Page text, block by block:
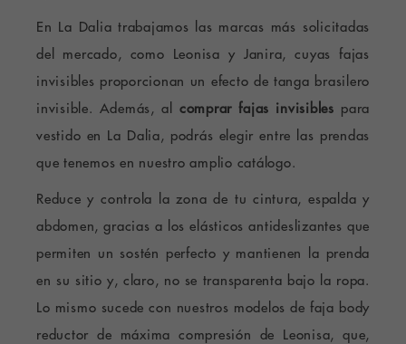
En La Dalia trabajamos las marcas más solicitadas
del mercado, como Leonisa y Janira, cuyas fajas
invisibles proporcionan un efecto de tanga brasilero
invisible. Además, al comprar fajas invisibles para
vestido en La Dalia, podrás elegir entre las prendas
que tenemos en nuestro amplio catálogo.
Reduce y controla la zona de tu cintura, espalda y
abdomen, gracias a los elásticos antideslizantes que
permiten un sostén perfecto y mantienen la prenda
en su sitio y, claro, no se transparenta bajo la ropa.
Lo mismo sucede con nuestros modelos de faja body
reductor de máxima compresión de Leonisa, que,